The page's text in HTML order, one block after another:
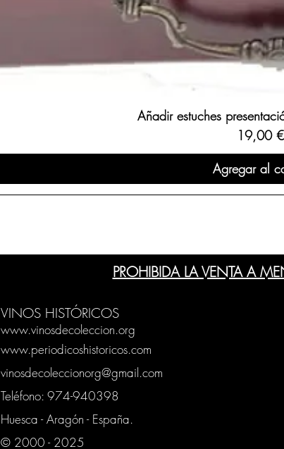
Añadir estuches
Precio
19,00 €
Agregar al
PROHIBIDA LA VENTA A
VINOS HISTÓRICOS
www.vinosdecoleccion.org
www.periodicoshistoricos.com
vinosdecoleccionorg@gmail.com
Teléfono: 974-940398
Huesca - Aragón - España.
© 2000 - 2025